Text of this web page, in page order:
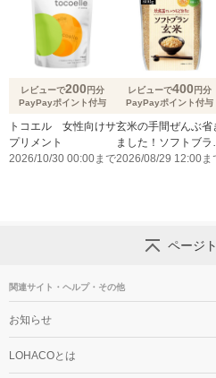
レビューで200円分
PayPayポイント付与
トコエル 女性向けサ
プリメント
2026/10/30 00:00まで
レビューで400円分
PayPayポイント付与
玄米の手間ぜんぶ省
ました！ソフトブラ
玄米800gのレビュー
2026/08/29 12:00ま
ページ
関連サイト・ヘルプ・その他
お知らせ
LOHACOとは